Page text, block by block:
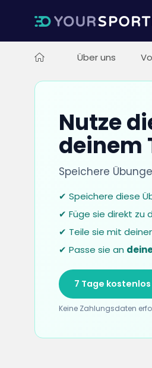
Über uns
Nutze
deinem
Speichere
✔ Speichere diese
✔ Füge sie direkt zu
✔ Teile sie mit
✔ Passe sie an
7 Tage
Keine Zahlungsdaten